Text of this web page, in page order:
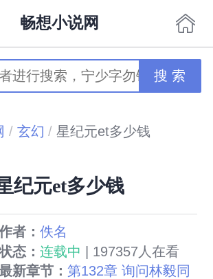
畅想小说网
搜 索
玄幻 星纪元et多少钱
纪元et多少钱
者：佚名
态：连载中 | 197357人在看
新章节：第132章 询问林毅同